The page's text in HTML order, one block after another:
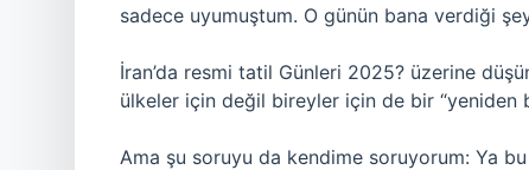
sadece uyumuştum. O günün bana verdiği
İran’da resmi tatil Günleri 2025? üzerine
ülkeler için değil bireyler için de bir “yeniden
Ama şu soruyu da kendime soruyorum: Ya